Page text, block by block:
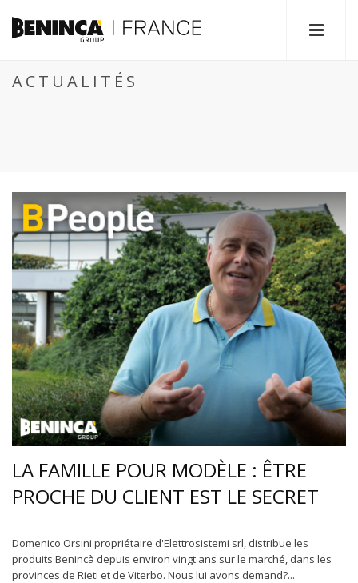
ACTUALITÉS
LA FAMILLE POUR MODÈLE : ÊTRE
PROCHE DU CLIENT EST LE SECRET
Domenico Orsini propriétaire d'Elettrosistemi srl, distribue les
produits Benincà depuis environ vingt ans sur le marché, dans les
provinces de Rieti et de Viterbo. Nous lui avons demand?...